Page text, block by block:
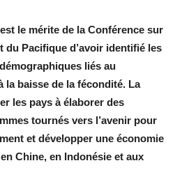
le mérite de la Conférence sur
du Pacifique d’avoir identifié les
liés au
la baisse de la fécondité. La
les pays à élaborer des
tournés vers l’avenir pour
et développer une économie
Chine, en Indonésie et aux